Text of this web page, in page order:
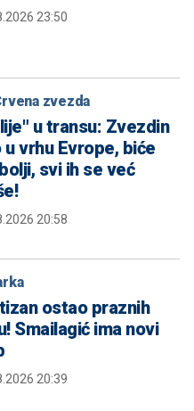
23:50
zvezda
u transu: Zvezdin
u vrhu Evrope, biće
svi ih se već
20:58
ostao praznih
Smailagić ima novi
20:39